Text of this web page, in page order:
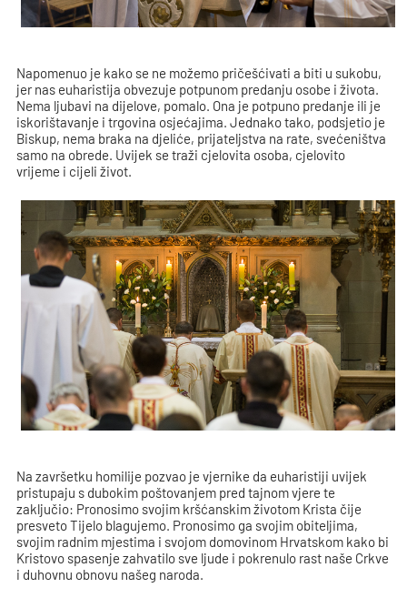
Napomenuo je kako se ne možemo pričešćivati a biti u sukobu,
jer nas euharistija obvezuje potpunom predanju osobe i života.
Nema ljubavi na dijelove, pomalo. Ona je potpuno predanje ili je
iskorištavanje i trgovina osjećajima. Jednako tako, podsjetio je
Biskup, nema braka na djeliće, prijateljstva na rate, svećeništva
samo na obrede. Uvijek se traži cjelovita osoba, cjelovito
vrijeme i cijeli život.
Na završetku homilije pozvao je vjernike da euharistiji uvijek
pristupaju s dubokim poštovanjem pred tajnom vjere te
zaključio: Pronosimo svojim kršćanskim životom Krista čije
presveto Tijelo blagujemo. Pronosimo ga svojim obiteljima,
svojim radnim mjestima i svojom domovinom Hrvatskom kako bi
Kristovo spasenje zahvatilo sve ljude i pokrenulo rast naše Crkve
i duhovnu obnovu našeg naroda.